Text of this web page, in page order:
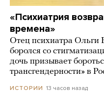
«Психиатрия
времена»
Отец психиатра Ольги
боролся со
дочь призывает
трансгендерности» в
ИСТОРИИ 13 часов назад